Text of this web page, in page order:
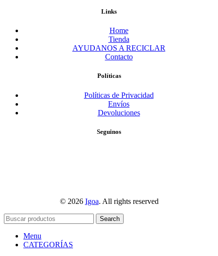
Links
Home
Tienda
AYUDANOS A RECICLAR
Contacto
Políticas
Políticas de Privacidad
Envíos
Devoluciones
Seguinos
© 2026 Igoa. All rights reserved
Search
Menu
CATEGORÍAS